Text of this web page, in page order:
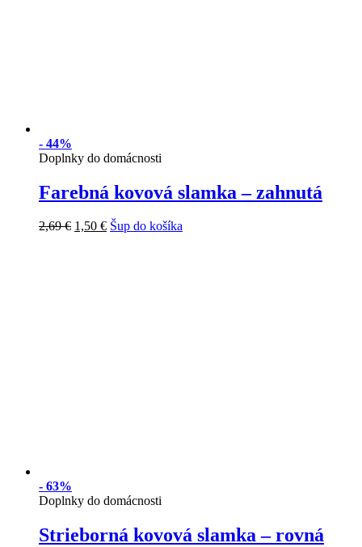
- 44%
Doplnky do domácnosti
Farebná kovová slamka – zahnutá
2,69€ 1,50 € Šup do košíka
- 63%
Doplnky do domácnosti
Strieborná kovová slamka – rovná